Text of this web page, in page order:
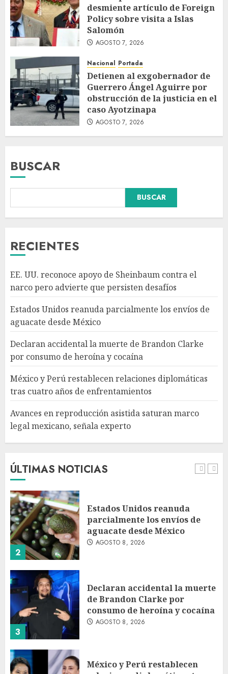
desmiente artículo de Foreign
Policy sobre visita a Islas
Salomón
AGOSTO 7, 2026
Nacional Portada
Detienen al exgobernador de
Guerrero Ángel Aguirre por
obstrucción de la justicia en el
caso Ayotzinapa
AGOSTO 7, 2026
BUSCAR
BUSCAR
RECIENTES
EE. UU. reconoce apoyo de Sheinbaum contra el
narco pero advierte que persisten desafíos
Estados Unidos reanuda parcialmente los envíos de
aguacate desde México
Declaran accidental la muerte de Brandon Clarke
por consumo de heroína y cocaína
México y Perú restablecen relaciones diplomáticas
tras cuatro años de enfrentamientos
Avances en reproducción asistida saturan marco
legal mexicano, señala experto
ÚLTIMAS NOTICIAS
Declaran accidental la muerte
de Brandon Clarke por
4
relaciones diplomáticas tras
cuatro años de
enfrentamientos
AGOSTO 8, 2026
5
Avances en reproducción
asistida saturan marco legal
AGOSTO 8, 2026
1
EE. UU. reconoce apoyo de
AGOSTO 8, 2026
2
Estados Unidos reanuda
parcialmente los envíos de
aguacate desde México
AGOSTO 8, 2026
3
Declaran accidental la muerte
de Brandon Clarke por
consumo de heroína y cocaína
AGOSTO 8, 2026
México y Perú restablecen